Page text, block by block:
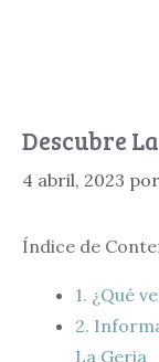
Descubre
4 abril, 2023 por
Índice de
1. ¿Qué
2.
La Geria